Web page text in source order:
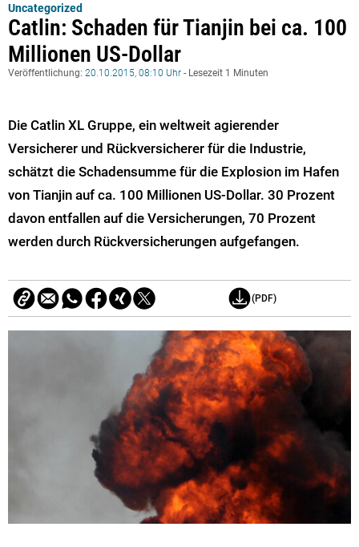
Uncategorized
Catlin: Schaden für Tianjin bei ca. 100
Millionen US-Dollar
Veröffentlichung: 20.10.2015, 08:10 Uhr - Lesezeit 1 Minuten
Die Catlin XL Gruppe, ein weltweit agierender
Versicherer und Rückversicherer für die Industrie,
schätzt die Schadensumme für die Explosion im Hafen
von Tianjin auf ca. 100 Millionen US-Dollar. 30 Prozent
davon entfallen auf die Versicherungen, 70 Prozent
werden durch Rückversicherungen aufgefangen.
(PDF)